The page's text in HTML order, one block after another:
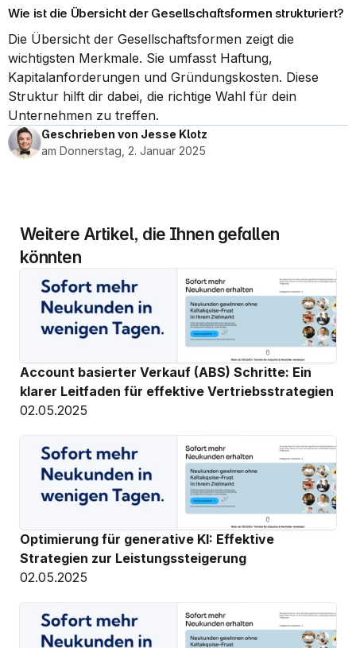
Wie ist die Übersicht der Gesellschaftsformen strukturiert?
Die Übersicht der Gesellschaftsformen zeigt die
wichtigsten Merkmale. Sie umfasst Haftung,
Kapitalanforderungen und Gründungskosten. Diese
Struktur hilft dir dabei, die richtige Wahl für dein
Unternehmen zu treffen.
Geschrieben von Jesse Klotz
am Donnerstag, 2. Januar 2025
Weitere Artikel, die Ihnen gefallen
könnten
Account basierter Verkauf (ABS) Schritte: Ein
klarer Leitfaden für effektive Vertriebsstrategien
02.05.2025
Optimierung für generative KI: Effektive
Strategien zur Leistungssteigerung
02.05.2025